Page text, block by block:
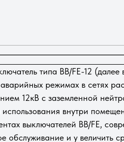
типа ВВ/FE-12
режимах в сетях
12кВ с заземленной
внутри
выключателей BB/FE,
обслуживание и у